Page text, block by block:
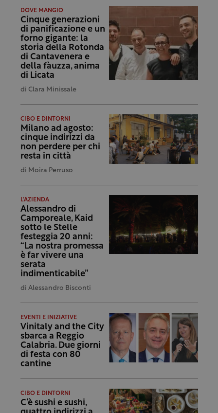
DOVE MANGIO
Cinque generazioni
di panificazione e un
forno gigante: la
storia della Rotonda
di Cantavenera e
della fàuzza, anima
di Licata
di Clara Minissale
CIBO E DINTORNI
Milano ad agosto:
cinque indirizzi da
non perdere per chi
resta in città
di Moira Perruso
L'AZIENDA
Alessandro di
Camporeale, Kaid
sotto le Stelle
festeggia 20 anni:
“La nostra promessa
è far vivere una
serata
indimenticabile”
di Alessandro Bisconti
EVENTI E INIZIATIVE
Vinitaly and the City
sbarca a Reggio
Calabria. Due giorni
di festa con 80
cantine
CIBO E DINTORNI
C’è sushi e sushi,